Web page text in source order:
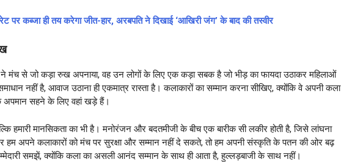
कब्जा ही तय करेगा जीत-हार, अरबपति ने दिखाई ‘आखिरी जंग’ के बाद की तस्वीर
ने मंच से जो कड़ा रुख अपनाया, वह उन लोगों के लिए एक कड़ा सबक है जो भीड़ का फायदा उठाकर महिलाओं
नहीं है, आवाज उठाना ही एकमात्र रास्ता है। कलाकारों का सम्मान करना सीखिए, क्योंकि वे अपनी कला
सहने के लिए वहां खड़े हैं।
हमारी मानसिकता का भी है। मनोरंजन और बदतमीजी के बीच एक बारीक सी लकीर होती है, जिसे लांघना
हम अपने कलाकारों को मंच पर सुरक्षा और सम्मान नहीं दे सकते, तो हम अपनी संस्कृति के पतन की ओर बढ़
समझें, क्योंकि कला का असली आनंद सम्मान के साथ ही आता है, हुल्लड़बाजी के साथ नहीं।